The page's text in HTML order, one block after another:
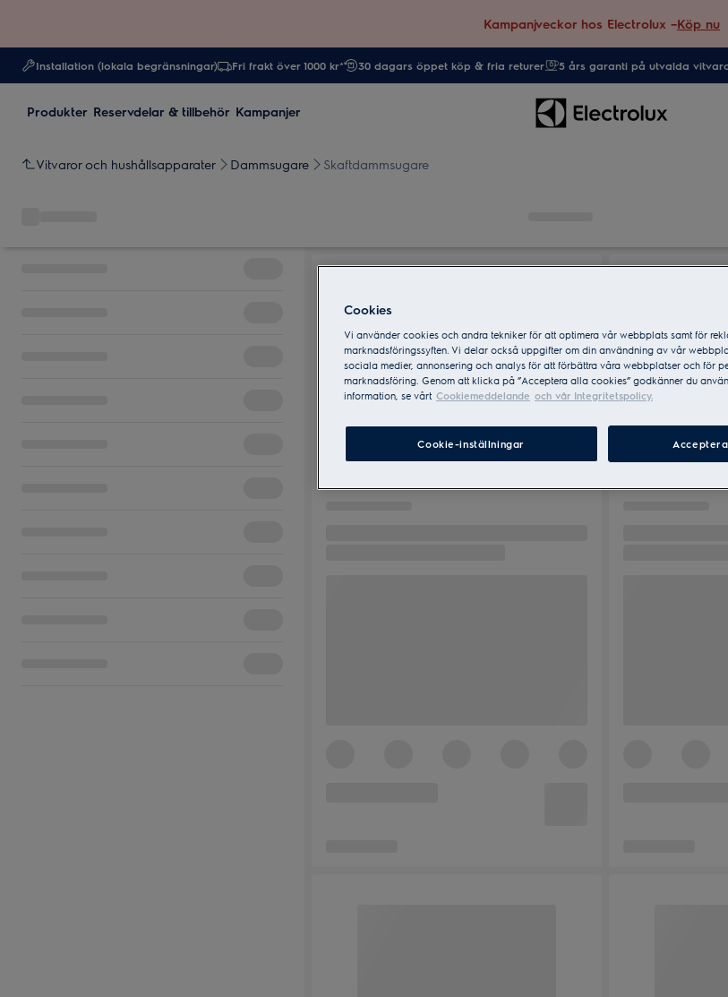
Kampanjveckor hos Electrolux –Köp nu
Installation (lokala begränsningar) Fri frakt över 1000 kr* 30 dagars öppet köp & fria returer 5 års garanti på utvalda
Produkter Reservdelar & tillbehör Kampanjer
Vitvaror och hushållsapparater Dammsugare Skaftdammsugare
Cookies
Vi använder cookies och andra tekniker för att optimera vår webbplats samt för
marknadsföringssyften. Vi delar också uppgifter om din användning av vår
sociala medier, annonsering och analys för att förbättra våra webbplatser och för
marknadsföring. Genom att klicka på ”Acceptera alla cookies” godkänner du
information, se vårt Cookiemeddelande och vår Integritetspolicy.
Cookie-inställningar